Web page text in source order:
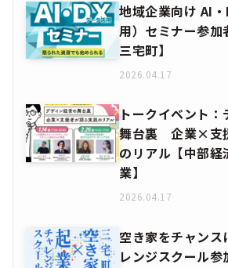
地域企業向け AI
用）セミナー参加
三宅町】
2026.04.17
トークイベント
舞台裏 企業×支
のリアル【中部経
業】
2026.04.17
空き家をチャンス
レンジスクール